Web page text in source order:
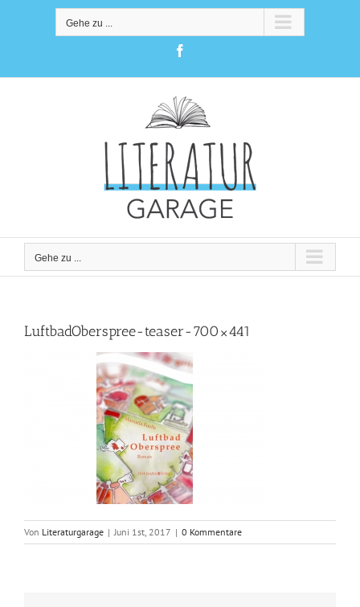
Gehe zu ...
Gehe zu ...
LuftbadOberspree-teaser-700×441
Von Literaturgarage | Juni 1st, 2017 | 0 Kommentare